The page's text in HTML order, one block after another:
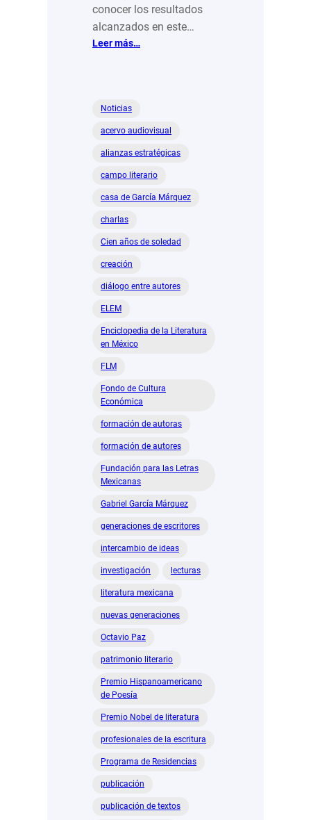
conocer los resultados
alcanzados en este…
Leer más…:
otros:
Roque
presidente
JAP
Noticias
acervo audiovisual
alianzas estratégicas
campo literario
casa de García Márquez
charlas
Cien años de soledad
creación
diálogo entre autores
ELEM
Enciclopedia de la Literatura
en México
FLM
Fondo de Cultura
Económica
formación de autoras
formación de autores
Fundación para las Letras
Mexicanas
Gabriel García Márquez
generaciones de escritores
intercambio de ideas
investigación lecturas
literatura mexicana
nuevas generaciones
Octavio Paz
patrimonio literario
Premio Hispanoamericano
de Poesía
Premio Nobel de literatura
profesionales de la escritura
Programa de Residencias
publicación
publicación de textos